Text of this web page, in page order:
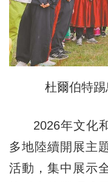
杜爾伯特
2026年文化
多地陸續開展主
活動，集中展示